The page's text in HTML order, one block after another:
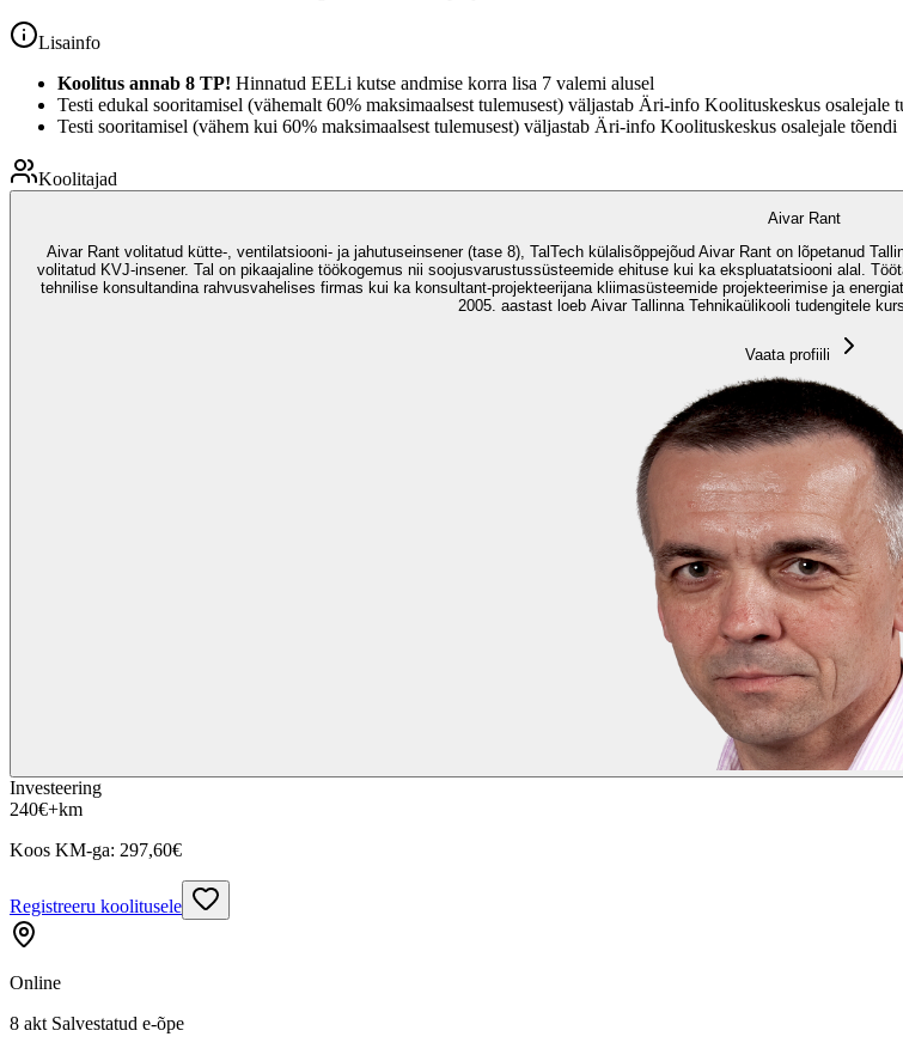
Lisainfo
Koolitus annab 8 TP! Hinnatud EELi kutse andmise korra lisa 7 valemi alusel
Testi edukal sooritamisel (vähemalt 60% maksimaalsest tulemusest) väljastab Äri-info Koolituskeskus osalejale
Testi sooritamisel (vähem kui 60% maksimaalsest tulemusest) väljastab Äri-info Koolituskeskus osalejale tõendi
Koolitajad
Aivar Rant
Aivar Rant volitatud kütte-, ventilatsiooni- ja jahutuseinsener (tase 8), TalTech külalisõppejõud Aivar Rant on lõpetanud
volitatud KVJ-insener. Tal on pikaajaline töökogemus nii soojusvarustussüsteemide ehituse kui ka ekspluatatsiooni alal.
tehnilise konsultandina rahvusvahelises firmas kui ka konsultant-projekteerijana kliimasüsteemide projekteerimise ja
2005. aastast loeb Aivar Tallinna Tehnikaülikooli tudengitele
Vaata profiili
Investeering
240€+km
Koos KM-ga: 297,60€
Registreeru koolitusele
Online
8 akt Salvestatud e-õpe